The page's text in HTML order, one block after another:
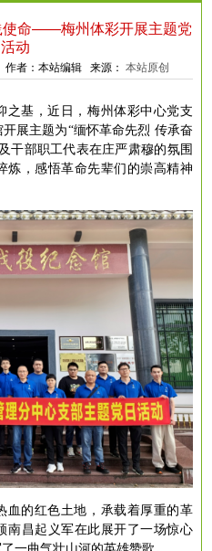
使命——梅州体彩开展主题党
动
作者：本站编辑 来源：本站原创
之基，近日，梅州体彩中心党支
展主题为“缅怀革命先烈 传承奋
干部职工代表在庄严肃穆的氛围
炼，感悟革命先辈们的崇高精神
血的红色土地，承载着厚重的革
南昌起义军在此展开了一场惊心